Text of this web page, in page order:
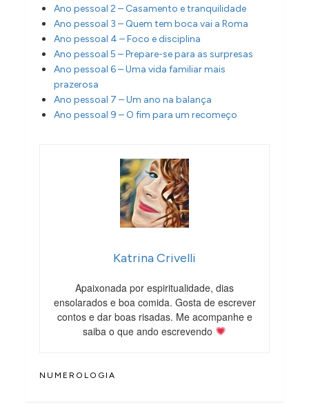
Ano pessoal 2 – Casamento e tranquilidade
Ano pessoal 3 – Quem tem boca vai a Roma
Ano pessoal 4 – Foco e disciplina
Ano pessoal 5 – Prepare-se para as surpresas
Ano pessoal 6 – Uma vida familiar mais
prazerosa
Ano pessoal 7 – Um ano na balança
Ano pessoal 9 – O fim para um recomeço
Katrina Crivelli
Apaixonada por espiritualidade, dias
ensolarados e boa comida. Gosta de escrever
contos e dar boas risadas. Me acompanhe e
saiba o que ando escrevendo
NUMEROLOGIA